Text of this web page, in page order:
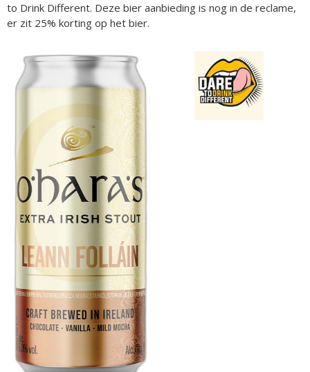
to Drink Different. Deze bier aanbieding is nog in de reclame,
er zit 25% korting op het bier.